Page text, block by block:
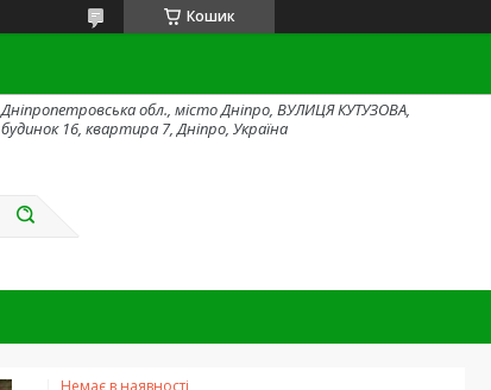
Кошик
Дніпропетровська обл., місто Дніпро, ВУЛИЦЯ КУТУЗОВА,
будинок 16, квартира 7, Дніпро, Україна
Немає в наявності